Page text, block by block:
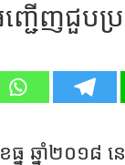
ជើញជួបប្
នូ ឆ្នាំ២០១៨ ន